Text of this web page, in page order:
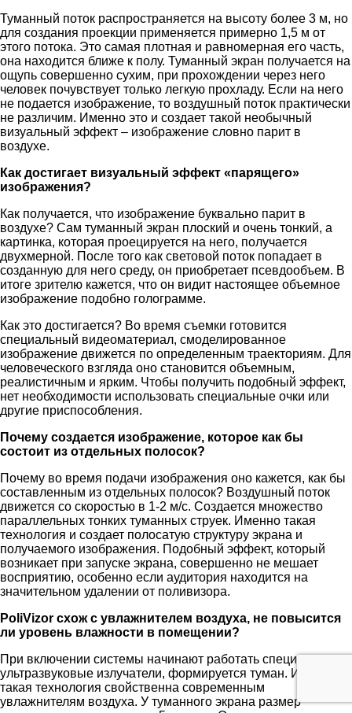
Туманный поток распространяется на высоту более 3 м, но
для создания проекции применяется примерно 1,5 м от
этого потока. Это самая плотная и равномерная его часть,
она находится ближе к полу. Туманный экран получается на
ощупь совершенно сухим, при прохождении через него
человек почувствует только легкую прохладу. Если на него
не подается изображение, то воздушный поток практически
не различим. Именно это и создает такой необычный
визуальный эффект – изображение словно парит в
воздухе.
Как достигает визуальный эффект «парящего»
изображения?
Как получается, что изображение буквально парит в
воздухе? Сам туманный экран плоский и очень тонкий, а
картинка, которая проецируется на него, получается
двухмерной. После того как световой поток попадает в
созданную для него среду, он приобретает псевдообъем. В
итоге зрителю кажется, что он видит настоящее объемное
изображение подобно голограмме.
Как это достигается? Во время съемки готовится
специальный видеоматериал, смоделированное
изображение движется по определенным траекториям. Для
человеческого взгляда оно становится объемным,
реалистичным и ярким. Чтобы получить подобный эффект,
нет необходимости использовать специальные очки или
другие приспособления.
Почему создается изображение, которое как бы
состоит из отдельных полосок?
Почему во время подачи изображения оно кажется, как бы
составленным из отдельных полосок? Воздушный поток
движется со скоростью в 1-2 м/с. Создается множество
параллельных тонких туманных струек. Именно такая
технология и создает полосатую структуру экрана и
получаемого изображения. Подобный эффект, который
возникает при запуске экрана, совершенно не мешает
восприятию, особенно если аудитория находится на
значительном удалении от поливизора.
PoliVizor схож с увлажнителем воздуха, не повысится
ли уровень влажности в помещении?
При включении системы начинают работать специальные
ультразвуковые излучатели, формируется туман. Именно
такая технология свойственна современным
увлажнителям воздуха. У туманного экрана размер